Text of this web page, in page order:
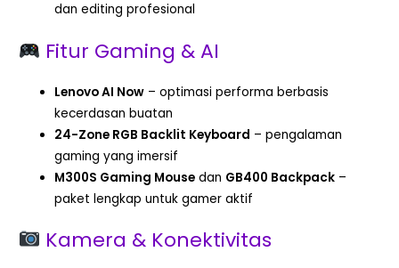
dan editing profesional
Fitur Gaming & AI
Lenovo AI Now – optimasi performa berbasis
kecerdasan buatan
24-Zone RGB Backlit Keyboard – pengalaman
gaming yang imersif
M300S Gaming Mouse dan GB400 Backpack –
paket lengkap untuk gamer aktif
Kamera & Konektivitas